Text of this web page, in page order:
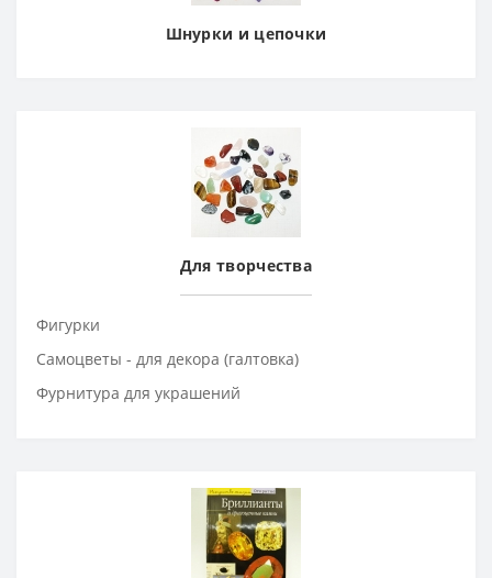
Шнурки и цепочки
Для творчества
Фигурки
Самоцветы - для декора (галтовка)
Фурнитура для украшений